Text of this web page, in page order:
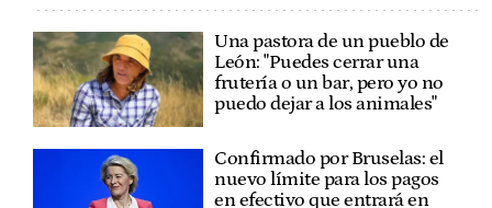
Una pastora de un pueblo de
León: "Puedes cerrar una
frutería o un bar, pero yo no
puedo dejar a los animales"
Confirmado por Bruselas: el
nuevo límite para los pagos
en efectivo que entrará en